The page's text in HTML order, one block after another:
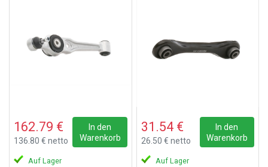
162.79 €
136.80 € netto
In den
Warenkorb
Auf Lager
31.54 €
26.50 € netto
In den
Warenkorb
Auf Lager